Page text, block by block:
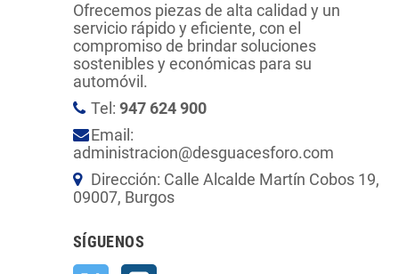
Ofrecemos piezas de alta calidad y un
servicio rápido y eficiente, con el
compromiso de brindar soluciones
sostenibles y económicas para su
automóvil.
Tel: 947 624 900
Email:
administracion@desguacesforo.com
Dirección: Calle Alcalde Martín Cobos 19,
09007, Burgos
SÍGUENOS